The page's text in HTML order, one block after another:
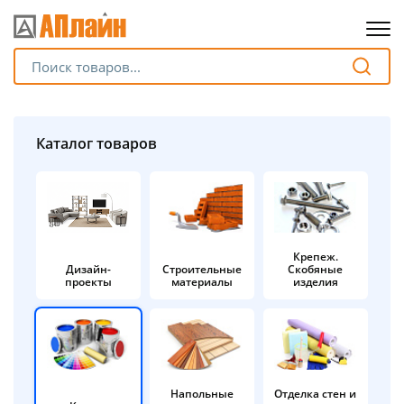
Каталог товаров
Дизайн-
проекты
Строительные
материалы
Крепеж.
Скобяные
изделия
Напольные
Отделка стен и
Разбейте
без переплат
График платежей
Сегодня
%